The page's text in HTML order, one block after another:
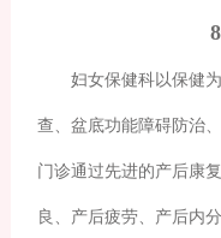
妇女保健科以保健为
查、盆底功能障碍防治
门诊通过先进的产后康
良、产后疲劳、产后内